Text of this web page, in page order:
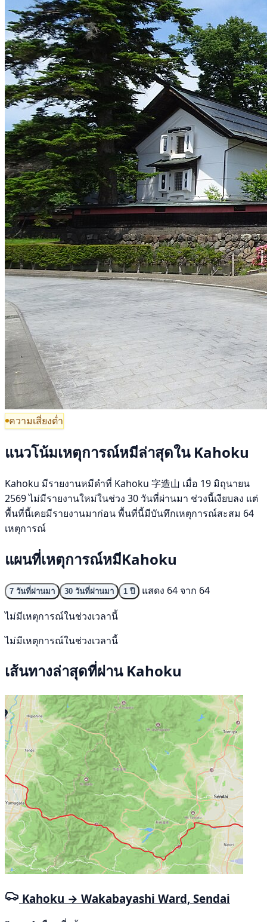
ความเสี่ยงต่ำ
แนวโน้มเหตุการณ์หมีล่าสุดใน Kahoku
Kahoku มีรายงานหมีดำที่ Kahoku 字造山 เมื่อ 19 มิถุนายน
2569 ไม่มีรายงานใหม่ในช่วง 30 วันที่ผ่านมา ช่วงนี้เงียบลง แต่
พื้นที่นี้เคยมีรายงานมาก่อน พื้นที่นี้มีบันทึกเหตุการณ์สะสม 64
เหตุการณ์
แผนที่เหตุการณ์หมีKahoku
7 วันที่ผ่านมา 30 วันที่ผ่านมา 1 ปี
แสดง 64 จาก 64
ไม่มีเหตุการณ์ในช่วงเวลานี้
ไม่มีเหตุการณ์ในช่วงเวลานี้
เส้นทางล่าสุดที่ผ่าน Kahoku
Kahoku → Wakabayashi Ward, Sendai